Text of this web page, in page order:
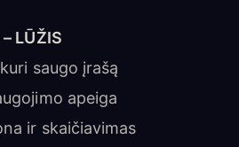
– LŪŽIS
saugo įrašą
apeiga
ir skaičiavimas